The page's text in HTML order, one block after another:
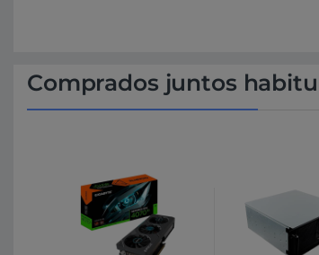
Comprados juntos